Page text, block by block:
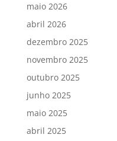
maio 2026
abril 2026
dezembro 2025
novembro 2025
outubro 2025
junho 2025
maio 2025
abril 2025